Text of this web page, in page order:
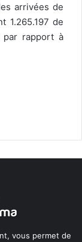
arrivées de
1.265.197 de
par rapport à
vous permet de